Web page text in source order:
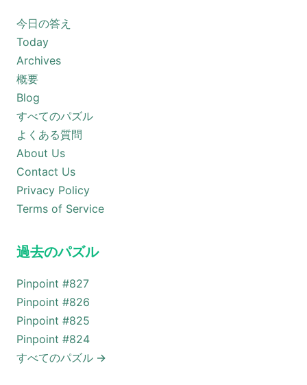
今日の答え
Today
Archives
概要
Blog
すべてのパズル
よくある質問
About Us
Contact Us
Privacy Policy
Terms of Service
過去のパズル
Pinpoint #827
Pinpoint #826
Pinpoint #825
Pinpoint #824
すべてのパズル →